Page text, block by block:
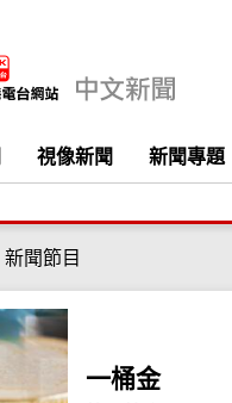
視像新聞 新聞專題
新聞節目
一桶金